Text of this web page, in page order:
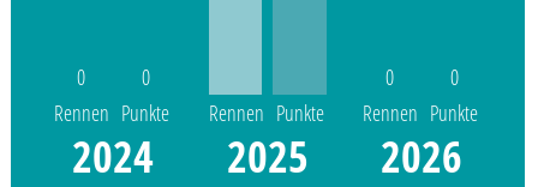
0
Rennen
0
Punkte
2024
Rennen Punkte
2025
0
Rennen
0
Punkte
2026